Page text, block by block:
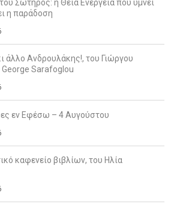
Σωτήρος: η Θεία Ενέργεια που υμνεί
η παράδοση
άλλο Ανδρουλάκης!, του Γιώργου
Sarafoglou
εν Εφέσω – 4 Αυγούστου
καφενείο βιβλίων, του Ηλία